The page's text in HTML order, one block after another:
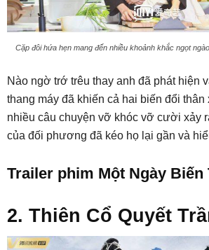
Cặp đôi hứa hẹn mang đến nhiều khoảnh khắc ngọt
Nào ngờ trớ trêu thay anh đã phát hiện
thang máy đã khiến cả hai biến đổi thân
nhiều câu chuyện vỡ khóc vỡ cười xảy
của đối phương đã kéo họ lại gần và
Trailer phim Một Ngày Biến
2. Thiên Cổ Quyết